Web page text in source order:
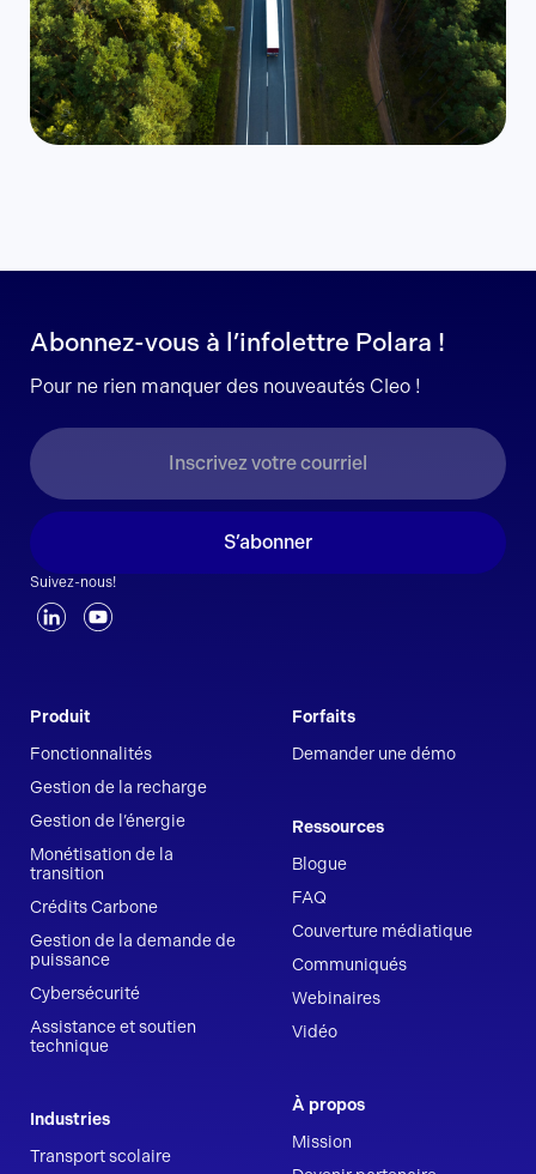
Suivez-nous!
Abonnez-vous à l’infolettre Polara !
Pour ne rien manquer des nouveautés Cleo !
S’abonner
Produit
Fonctionnalités
Gestion de la recharge
Gestion de l’énergie
Monétisation de la
transition
Crédits Carbone
Gestion de la demande de
puissance
Cybersécurité
Assistance et soutien
technique
Industries
Transport scolaire
Forfaits
Demander une démo
Ressources
Blogue
FAQ
Couverture médiatique
Communiqués
Webinaires
Vidéo
À propos
Mission